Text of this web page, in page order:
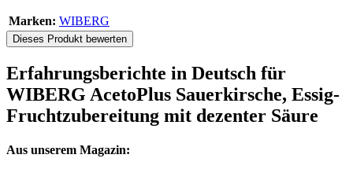
Marken: WIBERG
Dieses Produkt bewerten
Erfahrungsberichte in Deutsch für
WIBERG AcetoPlus Sauerkirsche, Essig-
Fruchtzubereitung mit dezenter Säure
Aus unserem Magazin: